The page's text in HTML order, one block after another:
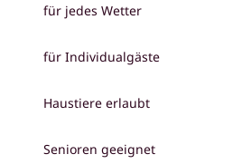
für jedes Wetter
für Individualgäste
Haustiere erlaubt
Senioren geeignet